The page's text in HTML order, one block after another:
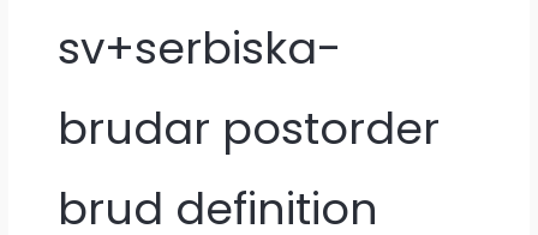
sv+serbiska-
brudar postorder
brud definition